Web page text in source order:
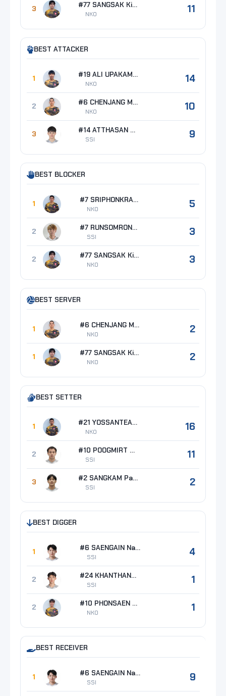
3 #77 SANGSAK Kittipong
NKO 11
BEST ATTACKER
1 #19 ALI UPAKAM Christopher
NKO 14
2 #6 CHENJANG Morhahmad
NKO 10
3 #14 ATTHASAN Thepthat
SSI 9
BEST BLOCKER
1 #7 SRIPHONKRANG Pongsakorn
NKO 5
2 #7 RUNSOMRONG Teramat
SSI 3
2 #77 SANGSAK Kittipong
NKO 3
BEST SERVER
1 #6 CHENJANG Morhahmad
NKO 2
1 #77 SANGSAK Kittipong
NKO 2
BEST SETTER
1 #21 YOSSANTEA Pramot
NKO 16
2 #10 POOGMIRT Kotchamet
SSI 11
3 #2 SANGKAM Pasin
SSI 2
BEST DIGGER
1 #6 SAENGAIN Nattapong
SSI 4
2 #24 KHANTHANO Kittinan
SSI 1
2 #10 PHONSAEN Witthawat
NKO 1
BEST RECEIVER
1 #6 SAENGAIN Nattapong
SSI 9